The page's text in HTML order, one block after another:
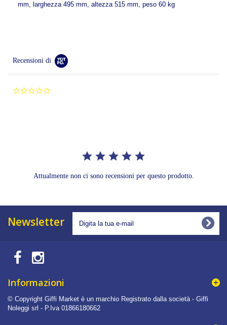
mm, larghezza 495 mm, altezza 515 mm, peso 60 kg
Recensioni di
Attualmente non ci sono recensioni per questo prodotto.
Newsletter
Informazioni
© Copyright Giffi Market è un marchio Registrato dalla società - Giffi
Noleggi srl - P.Iva 01866180662